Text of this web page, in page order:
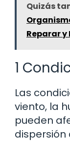
Quizás
Reparar
1
Las
viento, la
pueden
dispersión